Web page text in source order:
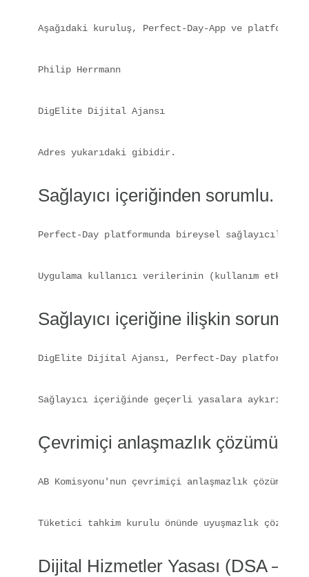
Aşağıdaki kuruluş, Perfect-Day-App ve
Philip Herrmann
DigElite Dijital Ajansı
Adres yukarıdaki gibidir.
Sağlayıcı içeriğinden sorumlu.
Perfect-Day platformunda bireysel
Uygulama kullanıcı verilerinin (kullanım
Sağlayıcı içeriğine ilişkin
DigElite Dijital Ajansı, Perfect-Day platformu
Sağlayıcı içeriğinde geçerli yasalara aykırılık
Çevrimiçi anlaşmazlık çözümü
AB Komisyonu'nun çevrimiçi anlaşmazlık çözüm
Tüketici tahkim kurulu önünde uyuşmazlık
Dijital Hizmetler Yasası (DSA –